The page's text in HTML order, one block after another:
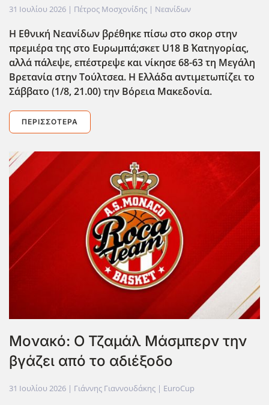
31 Ιουλίου 2026 | Πέτρος Μοσχονίδης | Νεανίδων
Η Εθνική Νεανίδων βρέθηκε πίσω στο σκορ στην
πρεμιέρα της στο Ευρωμπά;σκετ U18 Β΄ Κατηγορίας,
αλλά πάλεψε, επέστρεψε και νίκησε 68-63 τη Μεγάλη
Βρετανία στην Τούλτσεα. Η Ελλάδα αντιμετωπίζει το
Σάββατο (1/8, 21.00) την Βόρεια Μακεδονία.
ΠΕΡΙΣΣΌΤΕΡΑ
Μονακό: Ο Τζαμάλ Μάσμπερν την
βγάζει από το αδιέξοδο
31 Ιουλίου 2026 | Γιάννης Γιαννουδάκης | EuroCup